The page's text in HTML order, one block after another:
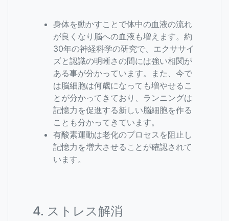
身体を動かすことで体中の血液の流れ
が良くなり脳への血液も増えます。約
30年の神経科学の研究で、エクササイ
ズと認識の明晰さの間には強い相関が
ある事が分かっています。また、今で
は脳細胞は何歳になっても増やせるこ
とが分かってきており、ランニングは
記憶力を促進する新しい脳細胞を作る
ことも分かってきています。
有酸素運動は老化のプロセスを阻止し
記憶力を増大させることが確認されて
います。
4. ストレス解消